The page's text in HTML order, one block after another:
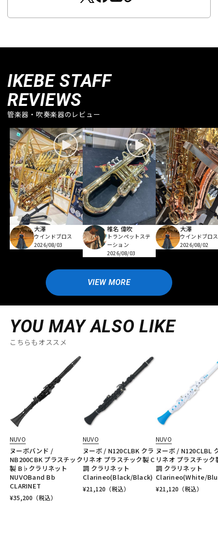
IKEBE STAFF
REVIEWS
管楽器・吹奏楽器のレビュー
大澤
ウインドブロス
2026/08/03
椎名 偉吹
トランペットステ
ーション
2026/08/03
大澤
ウインドブロス
2026/08/02
VIEW MORE
YOU MAY ALSO LIKE
こちらもオススメ
NUVO
ヌーボバンド /
NB200CBK プラスチック
製 B♭クラリネット
NUVOBand Bb
CLARINET
¥35,200 （税込）
NUVO
ヌーボ / N120CLBK クラ
リネオ プラスチック製 C
調 クラリネット
Clarineo(Black/Black)
¥21,120 （税込）
NUVO
ヌーボ / N120CLBL
リネオ プラスチック
調 クラリネット
Clarineo(White/
¥21,120 （税込）